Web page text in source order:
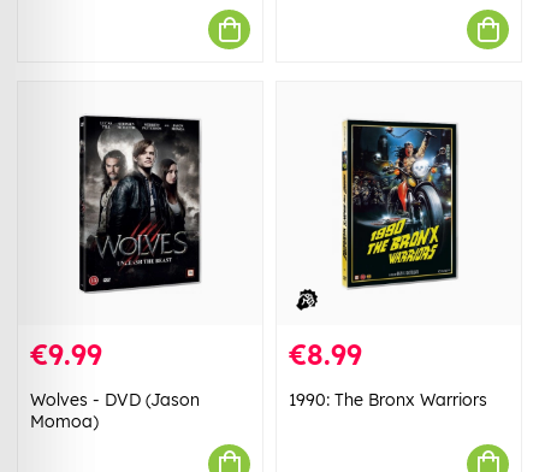
€9.99
Wolves - DVD (Jason
Momoa)
€8.99
1990: The Bronx Warriors